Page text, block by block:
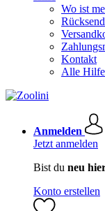
Wo ist
Kontakt
Alle
Anmelden
Jetzt anmelden
Bist du neu
Konto erstellen